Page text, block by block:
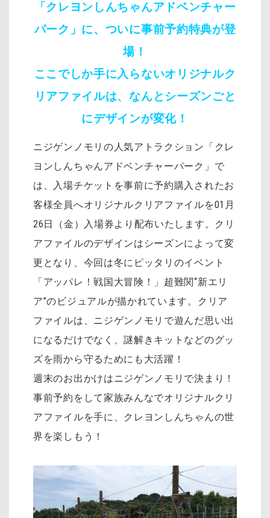
「クレヨンしんちゃんアドベンチャー
パーク」に、ついに事前予約特典が登
場！
ここでしか手に入らないオリジナルク
リアファイルは、なんとシーズンごと
にデザインが変化！
ニジゲンノモリの人気アトラクション「クレ
ヨンしんちゃんアドベンチャーパーク」で
は、入場チケットを事前に予約購入されたお
客様全員へオリジナルクリアファイルを01月
26日（金）入場券より配布いたします。クリ
アファイルのデザインはシーズンによって変
更となり、今回は冬にピッタリのイベント
「アッパレ！戦国大冒険！」超難関“新エリ
ア”のビジュアルが描かれています。クリア
ファイルは、ニジゲンノモリで遊んだ思い出
になるだけでなく、謎解きキットなどのグッ
ズを雨から守るためにも大活躍！
週末のお出かけはニジゲンノモリで決まり！
事前予約をして家族みんなでオリジナルクリ
アファイルを手に、クレヨンしんちゃんの世
界を楽しもう！